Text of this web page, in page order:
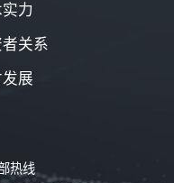
热线
力
关系
展